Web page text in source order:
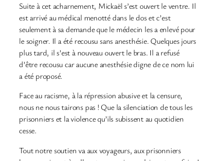
Suite à cet acharnement, Mickaël s’est ouvert le ventre. Il
est arrivé au médical menotté dans le dos et c’est
seulement à sa demande que le médecin les a enlevé pour
le soigner. Il a été recousu sans anesthésie. Quelques jours
plus tard, il s’est à nouveau ouvert le bras. Il a refusé
d’être recousu car aucune anesthésie digne de ce nom lui
a été proposé.
Face au racisme, à la répression abusive et la censure,
nous ne nous tairons pas ! Que la silenciation de tous les
prisonniers et la violence qu’ils subissent au quotidien
cesse.
Tout notre soutien va aux voyageurs, aux prisonniers